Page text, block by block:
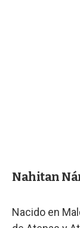
Nahitan
Nacido en